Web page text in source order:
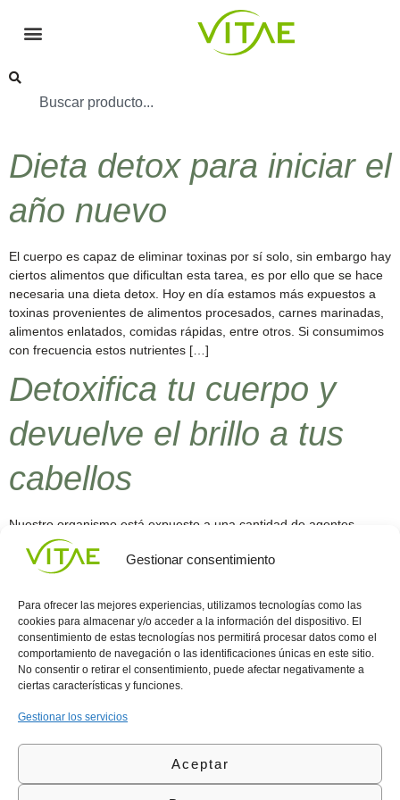
Gestionar consentimiento
Para ofrecer las mejores experiencias, utilizamos tecnologías como las
cookies para almacenar y/o acceder a la información del dispositivo. El
consentimiento de estas tecnologías nos permitirá procesar datos como el
comportamiento de navegación o las identificaciones únicas en este sitio.
No consentir o retirar el consentimiento, puede afectar negativamente a
ciertas características y funciones.
Gestionar los servicios
Aceptar
Dieta detox para iniciar el
año nuevo
El cuerpo es capaz de eliminar toxinas por sí solo, sin embargo hay
ciertos alimentos que dificultan esta tarea, es por ello que se hace
necesaria una dieta detox. Hoy en día estamos más expuestos a
toxinas provenientes de alimentos procesados, carnes marinadas,
alimentos enlatados, comidas rápidas, entre otros. Si consumimos
con frecuencia estos nutrientes […]
Detoxifica tu cuerpo y
devuelve el brillo a tus
cabellos
Nuestro organismo está expuesto a una cantidad de agentes
externos que pueden alterar el buen funcionamiento del
mecanismo de defensa natural del individuo, la contaminación
hasta los hábitos de beber y fumar con regularidad, suman una
escalera de factores de riesgo que al llegar a su […]
Conocenos
Vitae
l
Área
Política
de
Política
(+34)
935